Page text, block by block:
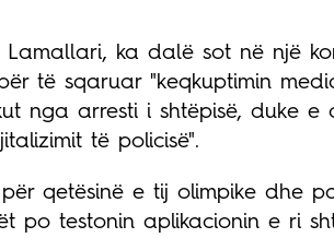
Lamallari, ka dalë sot në një
të sqaruar "keqkuptimin
nga arresti i shtëpisë, duke e
të policisë".
qetësinë e tij olimpike dhe
po testonin aplikacionin e ri